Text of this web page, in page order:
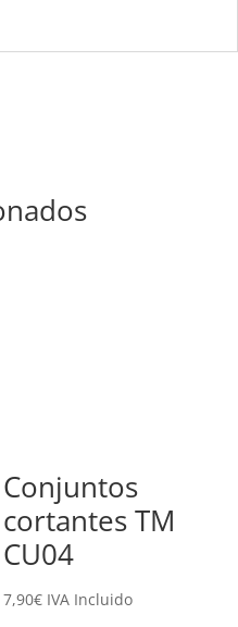
Conjuntos
cortantes TM
CU04
7,90€ IVA Incluido